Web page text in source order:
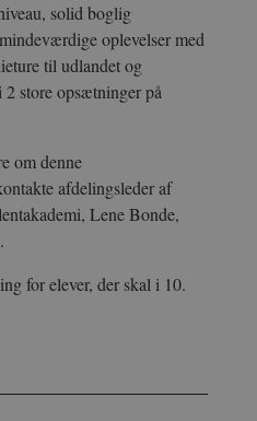
solid boglig
oplevelser med
til udlandet og
store opsætninger på
om denne
afdelingsleder af
Lene Bonde,
.
for elever, der skal i 10.